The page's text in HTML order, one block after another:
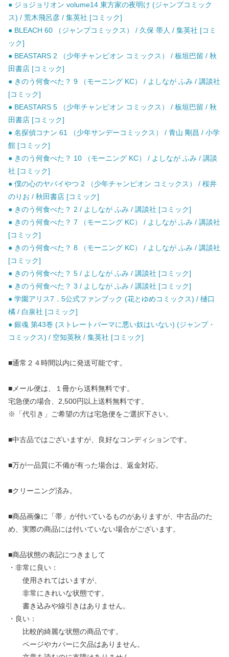
● ジョジョリオン volume14 東方家の夜明け (ジャンプコミック
ス) / 荒木飛呂彦 / 集英社 [コミック]
● BLEACH 60 （ジャンプコミックス） / 久保 帯人 / 集英社 [コミ
ック]
● BEASTARS 2 （少年チャンピオン コミックス） / 板垣巴留 / 秋
田書店 [コミック]
● きのう何食べた？ 9 （モーニング KC） / よしなが ふみ / 講談社
[コミック]
● BEASTARS 5 （少年チャンピオン コミックス） / 板垣巴留 / 秋
田書店 [コミック]
● 名探偵コナン 61 （少年サンデーコミックス） / 青山 剛昌 / 小学
館 [コミック]
● きのう何食べた？ 10 （モーニング KC） / よしなが ふみ / 講談
社 [コミック]
● 僕の心のヤバイやつ 2 （少年チャンピオン コミックス） / 桜井
のりお / 秋田書店 [コミック]
● きのう何食べた？ 2 / よしなが ふみ / 講談社 [コミック]
● きのう何食べた？ 7 （モーニング KC） / よしなが ふみ / 講談社
[コミック]
● きのう何食べた？ 8 （モーニング KC） / よしなが ふみ / 講談社
[コミック]
● きのう何食べた？ 5 / よしなが ふみ / 講談社 [コミック]
● きのう何食べた？ 3 / よしなが ふみ / 講談社 [コミック]
● 学園アリス7．5公式ファンブック (花とゆめコミックス) / 樋口
橘 / 白泉社 [コミック]
● 銀魂 第43巻 (ストレートパーマに悪い奴はいない) (ジャンプ・
コミックス) / 空知英秋 / 集英社 [コミック]
■通常２４時間以内に発送可能です。
■メール便は、１冊から送料無料です。
宅急便の場合、2,500円以上送料無料です。
※「代引き」ご希望の方は宅急便をご選択下さい。
■中古品ではございますが、良好なコンディションです。
■万が一品質に不備が有った場合は、返金対応。
■クリーニング済み。
■商品画像に「帯」が付いているものがありますが、中古品のた
め、実際の商品には付いていない場合がございます。
■商品状態の表記につきまして
・非常に良い：
使用されてはいますが、
非常にきれいな状態です。
書き込みや線引きはありません。
・良い：
比較的綺麗な状態の商品です。
ページやカバーに欠品はありません。